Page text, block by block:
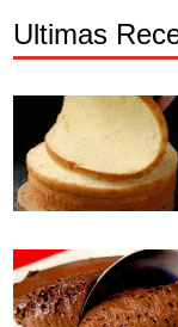
Ultimas